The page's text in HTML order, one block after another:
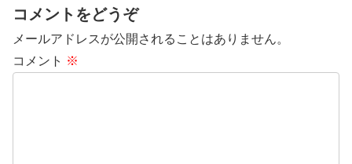
コメントをどうぞ
メールアドレスが公開されることはありません。
コメント ※